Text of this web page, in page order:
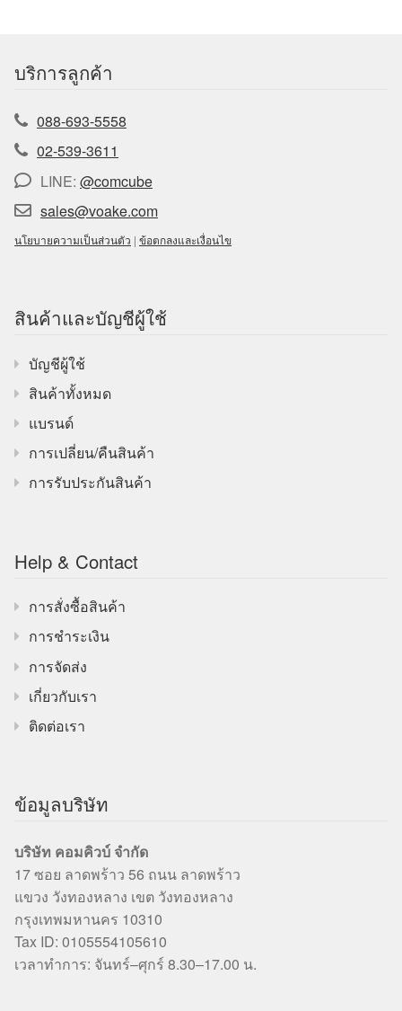
บริการลูกค้า
088-693-5558
02-539-3611
LINE: @comcube
sales@voake.com
นโยบายความเป็นส่วนตัว | ข้อตกลงและเงื่อนไข
สินค้าและบัญชีผู้ใช้
บัญชีผู้ใช้
สินค้าทั้งหมด
แบรนด์
การเปลี่ยน/คืนสินค้า
การรับประกันสินค้า
Help & Contact
การสั่งซื้อสินค้า
การชำระเงิน
การจัดส่ง
เกี่ยวกับเรา
ติดต่อเรา
ข้อมูลบริษัท
บริษัท คอมคิวบ์ จำกัด
17 ซอย ลาดพร้าว 56 ถนน ลาดพร้าว
แขวง วังทองหลาง เขต วังทองหลาง
กรุงเทพมหานคร 10310
Tax ID: 0105554105610
เวลาทำการ: จันทร์–ศุกร์ 8.30–17.00 น.